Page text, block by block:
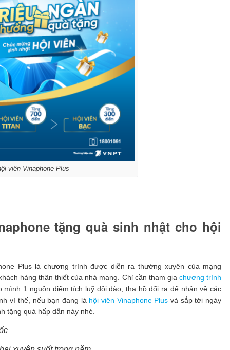
viên Vinaphone Plus
tặng quà sinh nhật cho hội
Plus là chương trình được diễn ra thường xuyên của mạng
hàng thân thiết của nhà mạng. Chỉ cần tham gia chương trình
1 nguồn điểm tích luỹ dồi dào, tha hồ đổi ra để nhận về các
vì thế, nếu bạn đang là hội viên Vinaphone Plus và sắp tới ngày
tặng quà hấp dẫn này nhé.